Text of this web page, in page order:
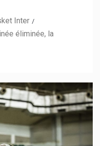
Inter
éliminée, la